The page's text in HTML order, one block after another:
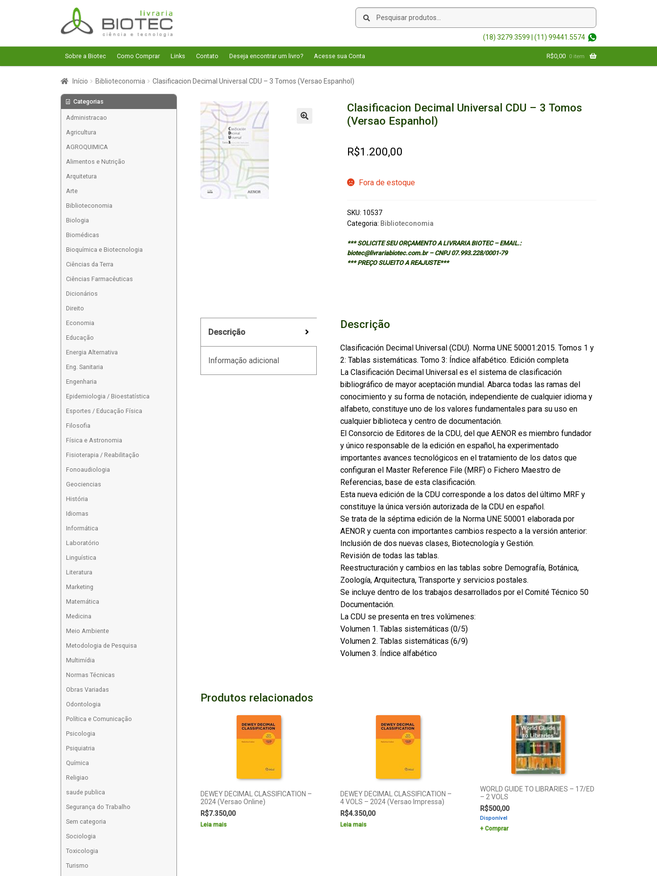
Pular
para
navegação
Pular
para
o
conteúdo
Pesquisar
Pesquisar
(18) 3279.3599 | (11) 99441.5574
Sobre a Biotec Como Comprar Links Contato Deseja encontrar um livro? Acesse sua Conta R$0,00 0 item
Início Biblioteconomia Clasificacion Decimal Universal CDU – 3 Tomos (Versao Espanhol)
Clasificacion Decimal Universal CDU – 3 Tomos
(Versao Espanhol)
R$1.200,00
Fora de estoque
SKU: 10537
Categoria: Biblioteconomia
*** SOLICITE SEU ORÇAMENTO A LIVRARIA BIOTEC – EMAIL.:
biotec@livrariabiotec.com.br – CNPJ 07.993.228/0001-79
*** PREÇO SUJEITO A REAJUSTE***
Descrição
Informação adicional
Descrição
Clasificación Decimal Universal (CDU). Norma UNE 50001:2015. Tomos 1 y
2: Tablas sistemáticas. Tomo 3: Índice alfabético. Edición completa
La Clasificación Decimal Universal es el sistema de clasificación
bibliográfico de mayor aceptación mundial. Abarca todas las ramas del
conocimiento y su forma de notación, independiente de cualquier idioma y
alfabeto, constituye uno de los valores fundamentales para su uso en
cualquier biblioteca y centro de documentación.
El Consorcio de Editores de la CDU, del que AENOR es miembro fundador
y único responsable de la edición en español, ha experimentado
importantes avances tecnológicos en el tratamiento de los datos que
configuran el Master Reference File (MRF) o Fichero Maestro de
Referencias, base de esta clasificación.
Esta nueva edición de la CDU corresponde a los datos del último MRF y
constituye la única versión autorizada de la CDU en español.
Se trata de la séptima edición de la Norma UNE 50001 elaborada por
AENOR y cuenta con importantes cambios respecto a la versión anterior:
Inclusión de dos nuevas clases, Biotecnología y Gestión.
Revisión de todas las tablas.
Reestructuración y cambios en las tablas sobre Demografía, Botánica,
Zoología, Arquitectura, Transporte y servicios postales.
Se incluye dentro de los trabajos desarrollados por el Comité Técnico 50
Documentación.
La CDU se presenta en tres volúmenes:
Volumen 1. Tablas sistemáticas (0/5)
Volumen 2. Tablas sistemáticas (6/9)
Volumen 3. Índice alfabético
Produtos relacionados
DEWEY DECIMAL CLASSIFICATION –
2024 (Versao Online)
R$7.350,00
Leia mais
DEWEY DECIMAL CLASSIFICATION –
4 VOLS – 2024 (Versao Impressa)
R$4.350,00
Leia mais
WORLD GUIDE TO LIBRARIES – 17/ED
– 2 VOLS
R$500,00
Disponível
Comprar
Categorias
Administracao
Agricultura
AGROQUIMICA
Alimentos e Nutrição
Arquitetura
Arte
Biblioteconomia
Biologia
Biomédicas
Bioquímica e Biotecnologia
Ciências da Terra
Ciências Farmacêuticas
Dicionários
Direito
Economia
Educação
Energia Alternativa
Eng. Sanitaria
Engenharia
Epidemiologia / Bioestatística
Esportes / Educação Física
Filosofia
Física e Astronomia
Fisioterapia / Reabilitação
Fonoaudiologia
Geociencias
História
Idiomas
Informática
Laboratório
Linguística
Literatura
Marketing
Matemática
Medicina
Meio Ambiente
Metodologia de Pesquisa
Multimídia
Normas Técnicas
Obras Variadas
Odontologia
Política e Comunicação
Psicologia
Psiquiatria
Química
Religiao
saude publica
Segurança do Trabalho
Sem categoria
Sociologia
Toxicologia
Turismo